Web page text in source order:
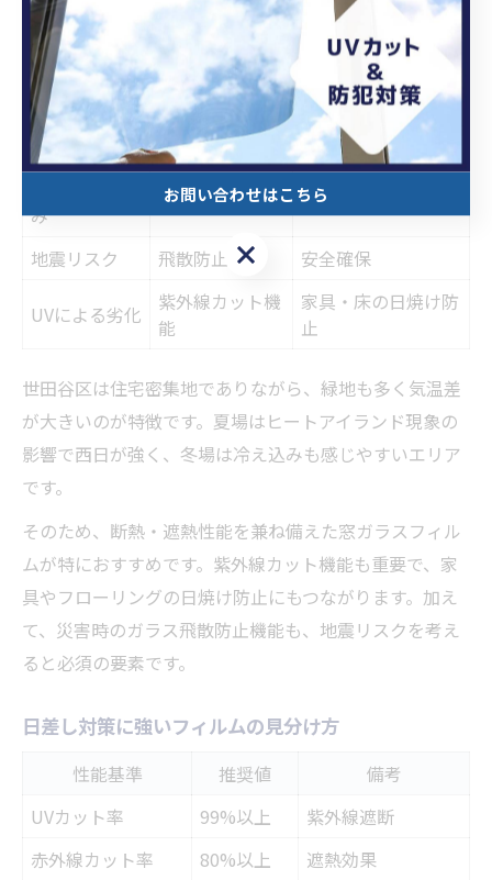
世田谷区の気候に合ったフィルムの特徴
気候の特徴 おすすめ性能
主な利点
西日の強い夏
遮熱・断熱機能
室温上昇抑制
み
断熱機能 朝夕の寒さ軽減
地震リスク 飛散防止機能 安全確保
UVによる劣化
紫外線カット機
能
家具・床の日焼け防
止
世田谷区は住宅密集地でありながら、緑地も多く気温差
が大きいのが特徴です。夏場はヒートアイランド現象の
影響で西日が強く、冬場は冷え込みも感じやすいエリア
です。
そのため、断熱・遮熱性能を兼ね備えた窓ガラスフィル
ムが特におすすめです。紫外線カット機能も重要で、家
具やフローリングの日焼け防止にもつながります。加え
て、災害時のガラス飛散防止機能も、地震リスクを考え
ると必須の要素です。
日差し対策に強いフィルムの見分け方
性能基準 推奨値
備考
UVカット率
99%以上
紫外線遮断
赤外線カット率
80%以上
遮熱効果
お問い合わせはこちら
お問い合わせはこちら